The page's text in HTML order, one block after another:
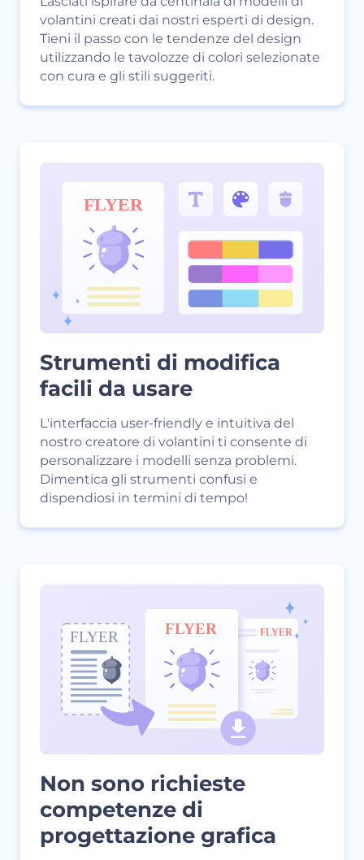
volantini creati dai nostri esperti di design.
Tieni il passo con le tendenze del design
utilizzando le tavolozze di colori selezionate
con cura e gli stili suggeriti.
Strumenti di modifica
facili da usare
L'interfaccia user-friendly e intuitiva del
nostro creatore di volantini ti consente di
personalizzare i modelli senza problemi.
Dimentica gli strumenti confusi e
dispendiosi in termini di tempo!
Non sono richieste
competenze di
progettazione grafica